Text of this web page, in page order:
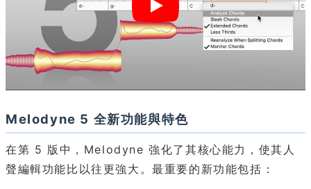
Melodyne 5 全新功能與特色
在第 5 版中，Melodyne 強化了其核心能力，使其人
聲編輯功能比以往更強大。最重要的新功能包括：